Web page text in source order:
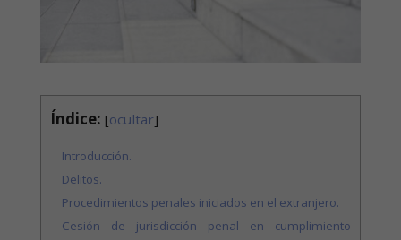
Índice: [ocultar]
Introducción.
Delitos.
Procedimientos penales iniciados en el extranjero.
Cesión de jurisdicción penal en cumplimiento